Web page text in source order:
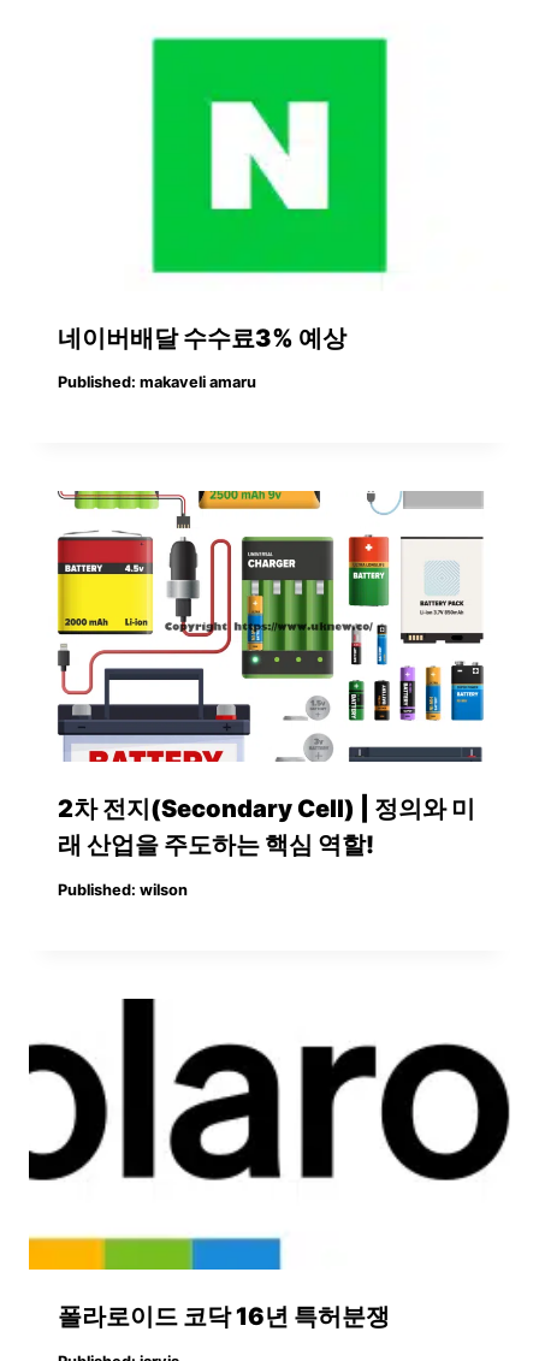
네이버배달 수수료3% 예상
Published: makaveli amaru
2차 전지(Secondary Cell) | 정의와 미
래 산업을 주도하는 핵심 역할!
Published: wilson
폴라로이드 코닥 16년 특허분쟁